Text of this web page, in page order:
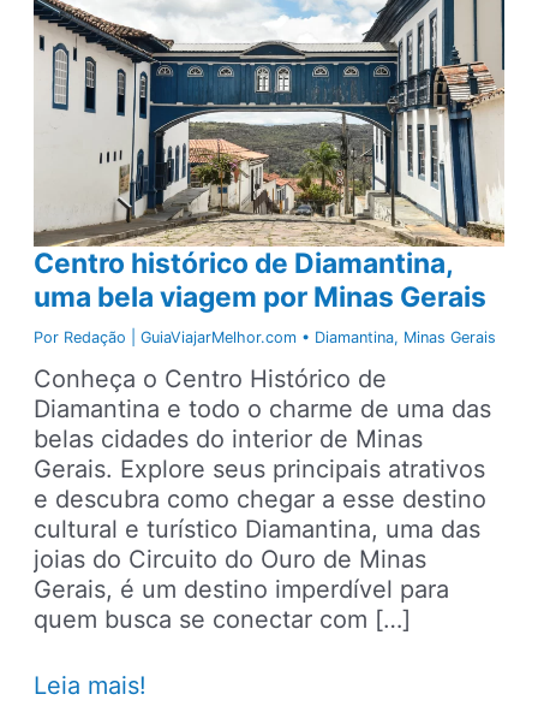
Centro histórico de Diamantina,
uma bela viagem por Minas Gerais
Por Redação | GuiaViajarMelhor.com • Diamantina, Minas Gerais
Conheça o Centro Histórico de
Diamantina e todo o charme de uma das
belas cidades do interior de Minas
Gerais. Explore seus principais atrativos
e descubra como chegar a esse destino
cultural e turístico Diamantina, uma das
joias do Circuito do Ouro de Minas
Gerais, é um destino imperdível para
quem busca se conectar com […]
Centro
Leia mais!